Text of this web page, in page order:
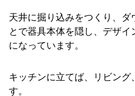
天井に掘り込みをつくり、ダ
とで器具本体を隠し、デザ
になっています。
キッチンに立てば、リビング
す。